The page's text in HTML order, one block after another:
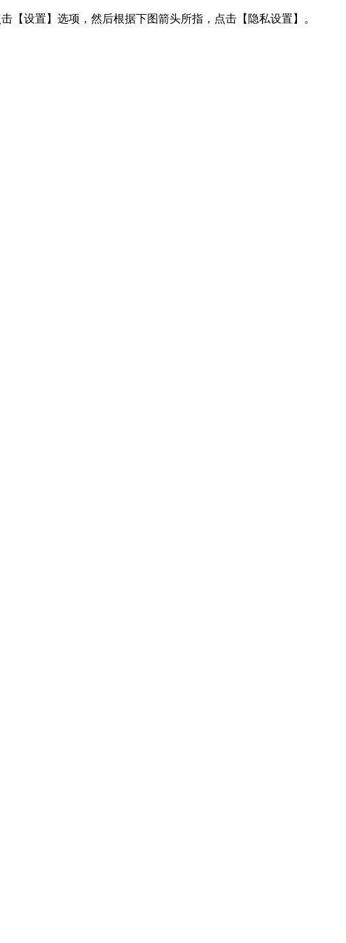
【设置】选项，然后根据下图箭头所指，点击【隐私设置】。